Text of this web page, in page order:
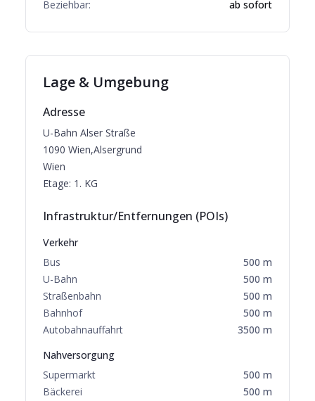
Beziehbar: ab sofort
Lage & Umgebung
Adresse
U-Bahn Alser Straße
1090 Wien,Alsergrund
Wien
Etage: 1. KG
Infrastruktur/Entfernungen (POIs)
Verkehr
Bus
500 m
U-Bahn
500 m
Straßenbahn
500 m
Bahnhof
500 m
Autobahnauffahrt
3500 m
Nahversorgung
Supermarkt
500 m
Bäckerei
500 m